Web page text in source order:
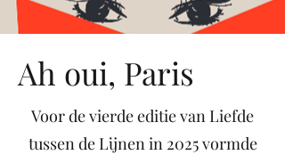
Ah oui, Paris
Voor de vierde editie van Liefde
tussen de Lijnen in 2025 vormde